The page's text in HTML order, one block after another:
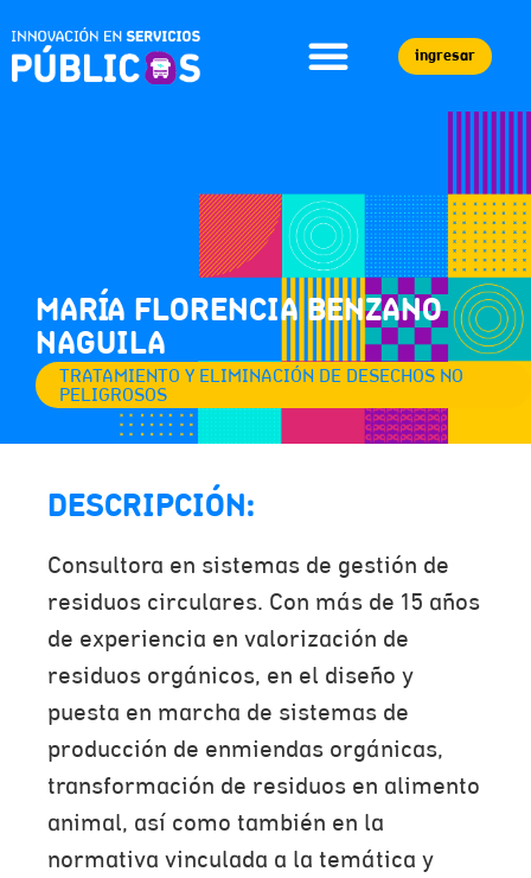
ingresar
MARÍA FLORENCIA BENZANO
NAGUILA
TRATAMIENTO Y ELIMINACIÓN DE DESECHOS NO
PELIGROSOS
DESCRIPCIÓN:
Consultora en sistemas de gestión de
residuos circulares. Con más de 15 años
de experiencia en valorización de
residuos orgánicos, en el diseño y
puesta en marcha de sistemas de
producción de enmiendas orgánicas,
transformación de residuos en alimento
animal, así como también en la
normativa vinculada a la temática y